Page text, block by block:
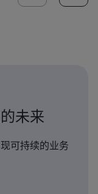
未来
可持续的业务